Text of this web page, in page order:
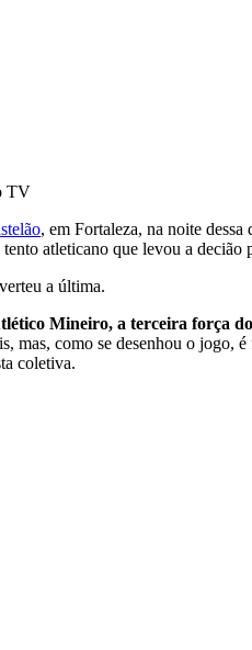
TV
, em Fortaleza, na noite
atleticano que levou a decião
a última.
Mineiro, a terceira força
como se desenhou o jogo,
coletiva.